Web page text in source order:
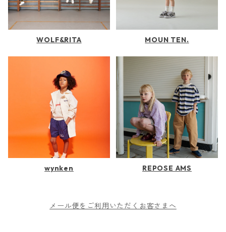
WOLF&RITA MOUN TEN.
wynken REPOSE AMS
メール便をご利用いただくお客さまへ